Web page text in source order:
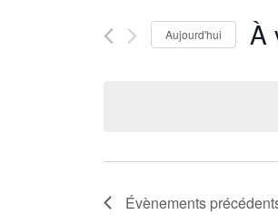
Aujourd'hui À
Évènements